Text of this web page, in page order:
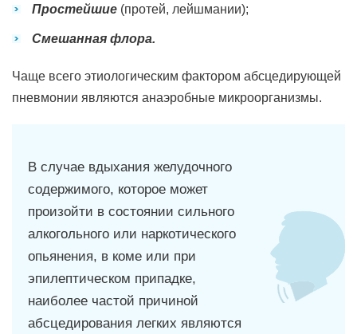
Простейшие (протей, лейшмании);
Смешанная флора.
Чаще всего этиологическим фактором абсцедирующей
пневмонии являются анаэробные микроорганизмы.
В случае вдыхания желудочного
содержимого, которое может
произойти в состоянии сильного
алкогольного или наркотического
опьянения, в коме или при
эпилептическом припадке,
наиболее частой причиной
абсцедирования легких являются